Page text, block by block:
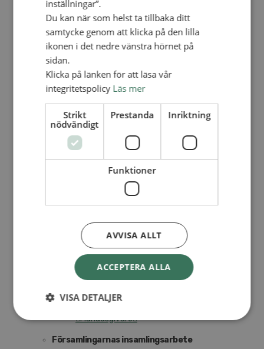
Mullsjö folkhögskola
Apg29
Mindre kurser
I trygga händer
Fortbildning för pastorer 2026
Kontakt
Kalender
Lediga tjänster
SAU
Gåvoshoppen
Starta en insamling
Högtidsgåvor och minnesgåvor
Att skriva testamente
För företag
Månadsgivare
Församlingarnas insamlingsarbete
inställningar”.
Du kan när som helst ta tillbaka ditt
samtycke genom att klicka på den lilla
ikonen i det nedre vänstra hörnet på
sidan.
Klicka på länken för att läsa vår
integritetspolicy Läs mer
Strikt
nödvändigt
Prestanda Inriktning
Funktioner
ACCEPTERA ALLA
AVVISA ALLT
VISA DETALJER